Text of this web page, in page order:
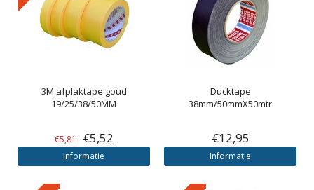
3M afplaktape goud
19/25/38/50MM
€5,81 €5,52
Informatie
Ducktape
38mm/50mmX50mtr
€12,95
Informatie